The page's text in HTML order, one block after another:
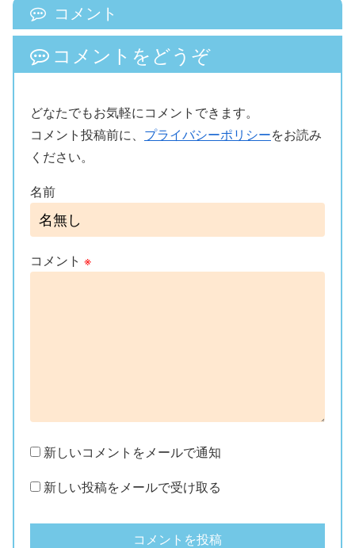
コメント
コメントをどうぞ
どなたでもお気軽にコメントできます。
コメント投稿前に、 プライバシーポリシーをお読み
ください。
名前
コメント ※
新しいコメントをメールで通知
新しい投稿をメールで受け取る